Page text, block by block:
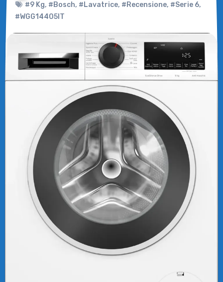
#9 Kg, #Bosch, #Lavatrice, #Recensione, #Serie 6,
#WGG14405IT